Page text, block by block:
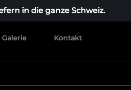
in die ganze Schweiz.
Galerie Kontakt